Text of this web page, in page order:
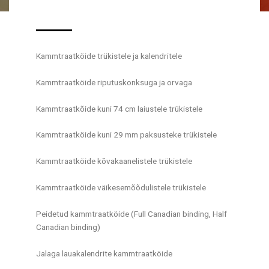
Kammtraatköide trükistele ja kalendritele
Kammtraatköide riputuskonksuga ja orvaga
Kammtraatkõide kuni 74 cm laiustele trükistele
Kammtraatköide kuni 29 mm paksusteke trükistele
Kammtraatköide kõvakaanelistele trükistele
Kammtraatköide väikesemõõdulistele trükistele
Peidetud kammtraatköide (Full Canadian binding, Half
Canadian binding)
Jalaga lauakalendrite kammtraatköide